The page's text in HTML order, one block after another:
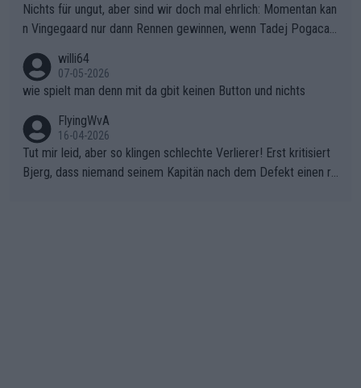
Nichts für ungut, aber sind wir doch mal ehrlich: Momentan kan
n Vingegaard nur dann Rennen gewinnen, wenn Tadej Pogacar
willi64
07-05-2026
wie spielt man denn mit da gbit keinen Button und nichts
FlyingWvA
16-04-2026
Tut mir leid, aber so klingen schlechte Verlierer! Erst kritisiert
Bjerg, dass niemand seinem Kapitän nach dem Defekt einen ro